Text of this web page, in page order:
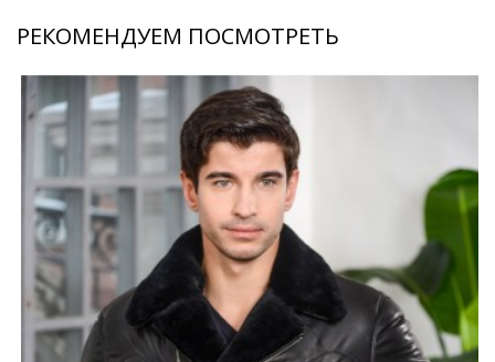
РЕКОМЕНДУЕМ ПОСМОТРЕТЬ